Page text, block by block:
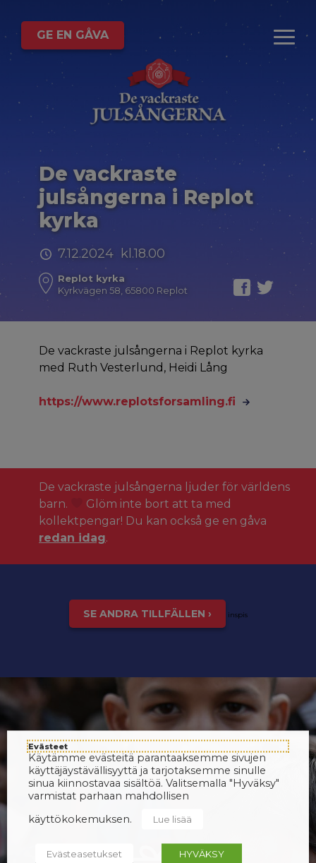
GE EN GÅVA
De vackraste
julsångerna i Replot
kyrka
7.12.2024 kl.18.00
Replot kyrka
Kyrkvägen 58, 65800 Replot
De vackraste julsångerna i Replot kyrka
med Ruth Vesterlund, Heidi Lång
https://www.replotsforsamling.fi
De vackraste julsångerna ljuder för världens
barn.
Glöm inte bort att ta med
kollektpengar! Du kan också ge en gåva
redan idag.
SE ANDRA TILLFÄLLEN › inspis
Evästeet
Käytämme evästeitä parantaaksemme sivujen
käyttäjäystävällisyyttä ja tarjotaksemme sinulle
sinua kiinnostavaa sisältöä. Valitsemalla "Hyväksy"
varmistat parhaan mahdollisen
käyttökokemuksen.
Lue lisää
Evästeasetukset HYVÄKSY